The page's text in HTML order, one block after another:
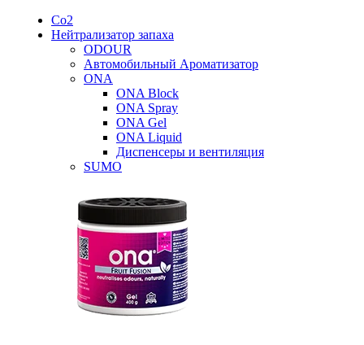
Со2
Нейтрализатор запаха
ODOUR
Автомобильный Ароматизатор
ONA
ONA Block
ONA Spray
ONA Gel
ONA Liquid
Диспенсеры и вентиляция
SUMO